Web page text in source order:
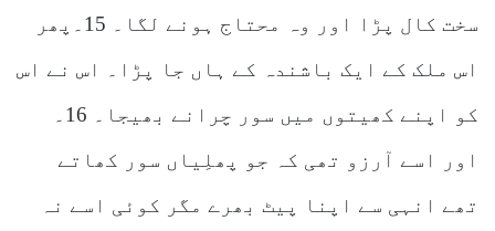
سخت کال پڑا اور وہ محتاج ہونے لگا۔ 15۔پھر
اس ملک کے ایک باشندہ کے ہاں جا پڑا۔ اس نے اس
کو اپنے کھیتوں میں سور چرانے بھیجا۔ 16۔
اور اسے آرزو تھی کہ جو پھلِیاں سور کھاتے
تھے انہی سے اپنا پیٹ بھرے مگر کوئی اسے نہ